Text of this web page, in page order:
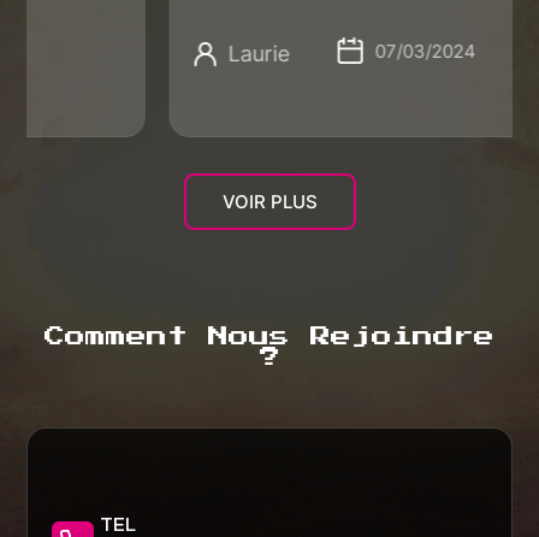
07/03/2024
VOIR PLUS
Comment Nous Rejoindre
?
TEL